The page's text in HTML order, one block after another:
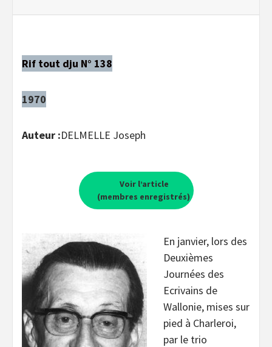
Rif tout dju N° 138
1970
Auteur :DELMELLE Joseph
Voir l’article
(membres enregistrés)
En janvier, lors des
Deuxièmes
Journées des
Ecrivains de
Wallonie, mises sur
pied à Charleroi,
par le trio